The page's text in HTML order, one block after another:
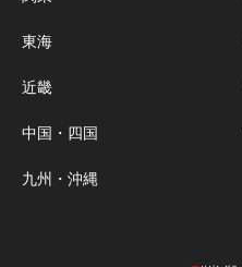
東海
近畿
中国・四国
九州・沖縄